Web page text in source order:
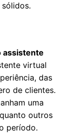
assistente
virtual
das
de clientes.
uma
outros
período.